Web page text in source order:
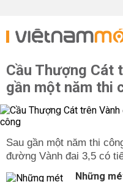
Cầu Thượng Cát
gần một năm thi
Sau gần một năm thi
đường Vành đai 3,5 có
Những